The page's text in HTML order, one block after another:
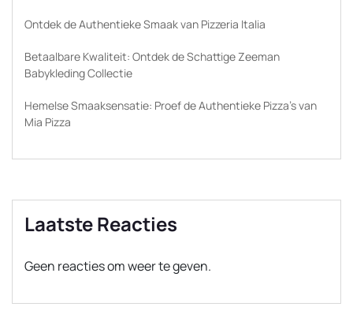
Ontdek de Authentieke Smaak van Pizzeria Italia
Betaalbare Kwaliteit: Ontdek de Schattige Zeeman
Babykleding Collectie
Hemelse Smaaksensatie: Proef de Authentieke Pizza’s van
Mia Pizza
Laatste Reacties
Geen reacties om weer te geven.